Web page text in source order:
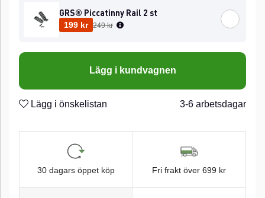
GRS® Piccatinny Rail 2 st
199 kr
Ordinarie pris:
249 kr
Lägg i kundvagnen
Lägg i önskelistan 3-6 arbetsdagar
30 dagars öppet köp Fri frakt över 699 kr